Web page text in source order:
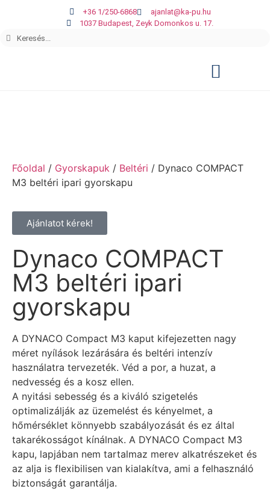
+36 1/250-6868
ajanlat@ka-pu.hu
1037 Budapest, Zeyk Domonkos u. 17.
Főoldal / Gyorskapuk / Beltéri / Dynaco COMPACT
M3 beltéri ipari gyorskapu
Ajánlatot kérek!
Dynaco COMPACT
M3 beltéri ipari
gyorskapu
A DYNACO Compact M3 kaput kifejezetten nagy
méret nyílások lezárására és beltéri intenzív
használatra tervezeték. Véd a por, a huzat, a
nedvesség és a kosz ellen.
A nyitási sebesség és a kiváló szigetelés
optimalizálják az üzemelést és kényelmet, a
hőmérséklet könnyebb szabályozását és ez által
takarékosságot kínálnak. A DYNACO Compact M3
kapu, lapjában nem tartalmaz merev alkatrészeket és
az alja is flexibilisen van kialakítva, ami a felhasználó
biztonságát garantálja.